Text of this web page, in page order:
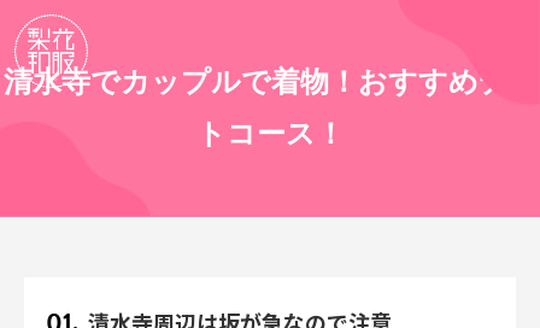
清水寺でカップルで着物！おすすめデー
トコース！